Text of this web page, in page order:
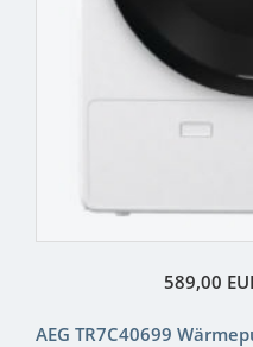
589,00
AEG TR7C40699